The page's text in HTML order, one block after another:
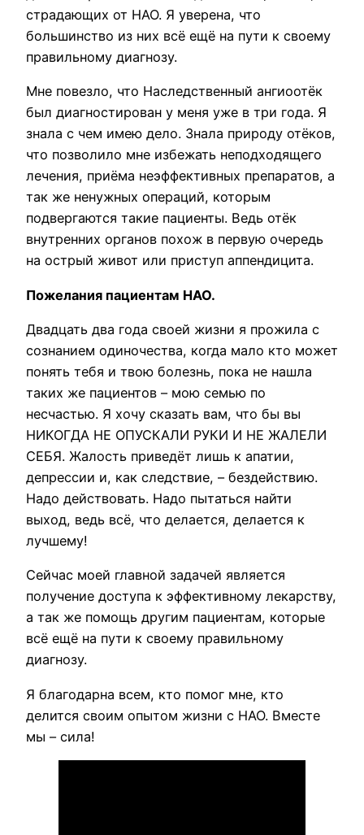
страдающих от НАО. Я уверена, что
большинство из них всё ещё на пути к своему
правильному диагнозу.
Мне повезло, что Наследственный ангиоотёк
был диагностирован у меня уже в три года. Я
знала с чем имею дело. Знала природу отёков,
что позволило мне избежать неподходящего
лечения, приёма неэффективных препаратов, а
так же ненужных операций, которым
подвергаются такие пациенты. Ведь отёк
внутренних органов похож в первую очередь
на острый живот или приступ аппендицита.
Пожелания пациентам НАО.
Двадцать два года своей жизни я прожила с
сознанием одиночества, когда мало кто может
понять тебя и твою болезнь, пока не нашла
таких же пациентов – мою семью по
несчастью. Я хочу сказать вам, что бы вы
НИКОГДА НЕ ОПУСКАЛИ РУКИ И НЕ ЖАЛЕЛИ
СЕБЯ. Жалость приведёт лишь к апатии,
депрессии и, как следствие, – бездействию.
Надо действовать. Надо пытаться найти
выход, ведь всё, что делается, делается к
лучшему!
Сейчас моей главной задачей является
получение доступа к эффективному лекарству,
а так же помощь другим пациентам, которые
всё ещё на пути к своему правильному
диагнозу.
Я благодарна всем, кто помог мне, кто
делится своим опытом жизни с НАО. Вместе
мы – сила!